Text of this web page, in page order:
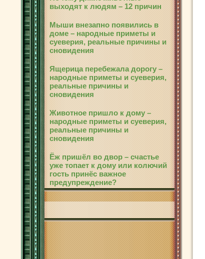
выходят к людям – 12 причин
Мыши внезапно появились в
доме – народные приметы и
суеверия, реальные причины и
сновидения
Ящерица перебежала дорогу –
народные приметы и суеверия,
реальные причины и
сновидения
Животное пришло к дому –
народные приметы и суеверия,
реальные причины и
сновидения
Ёж пришёл во двор – счастье
уже топает к дому или колючий
гость принёс важное
предупреждение?